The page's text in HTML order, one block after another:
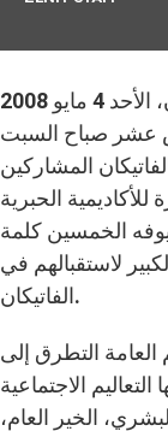
عشر صباح السبت
المشاركين
الحبرية
الخمسين كلمة
لاستقبالهم في
الفاتيكان.
العامة التطرق إلى
التعاليم الاجتماعية
الخير العام،